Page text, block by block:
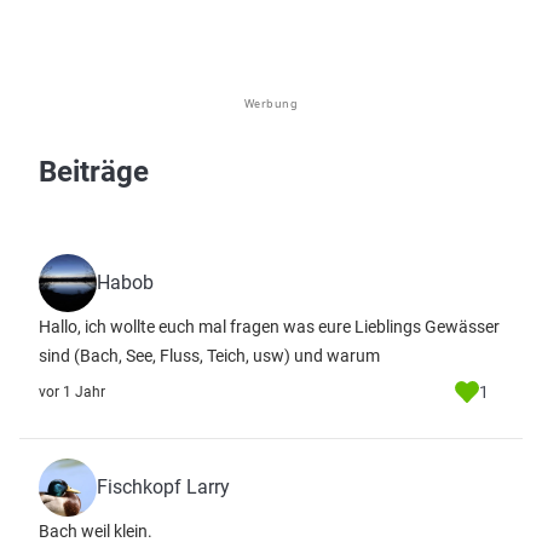
Werbung
Beiträge
Habob
Hallo, ich wollte euch mal fragen was eure Lieblings Gewässer
sind (Bach, See, Fluss, Teich, usw) und warum
vor 1 Jahr 1
Fischkopf Larry
Bach weil klein.